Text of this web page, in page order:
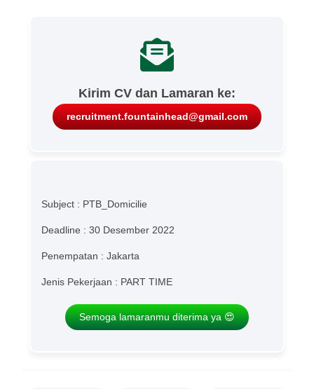
Kirim CV dan Lamaran ke:
recruitment.fountainhead@gmail.com
Subject : PTB_Domicilie
Deadline : 30 Desember 2022
Penempatan : Jakarta
Jenis Pekerjaan : PART TIME
Semoga lamaranmu diterima ya 😍